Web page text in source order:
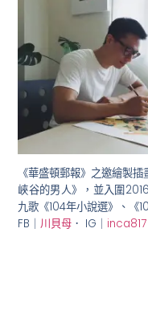
《華盛頓郵報》之邀繪製
峽谷的男人》，並入圍
九歌《104年小說選》、《
FB｜川貝母 ． IG｜ inca817